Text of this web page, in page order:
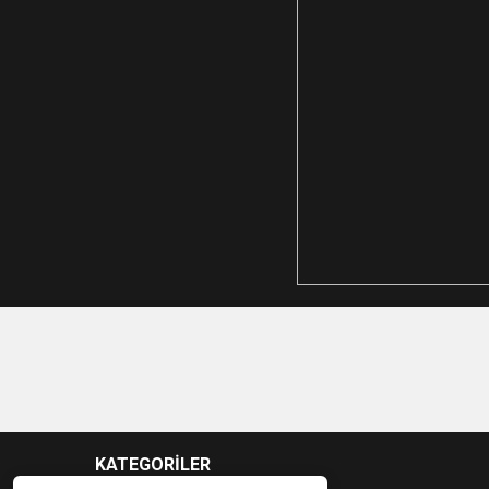
KATEGORİLER